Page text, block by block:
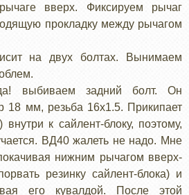
вверх. Фиксируем рычаг
прокладку между рычагом
на двух болтах. Вынимаем
выбиваем задний болт. Он
18 мм, резьба 16х1.5. Прикипает
к сайлент-блоку, поэтому,
ВД40 жалеть не надо. Мне
нижним рычагом вверх-
резинку сайлент-блока) и
его кувалдой. После этой